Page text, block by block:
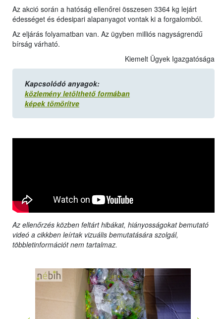
Az akció során a hatóság ellenőrei összesen 3364 kg lejárt
édességet és édesipari alapanyagot vontak ki a forgalomból.
Az eljárás folyamatban van. Az ügyben milliós nagyságrendű
bírság várható.
Kiemelt Ügyek Igazgatósága
Kapcsolódó anyagok:
közlemény letölthető formában
képek tömörítve
Az ellenőrzés közben feltárt hibákat, hiányosságokat bemutató
videó a cikkben leírtak vizuális bemutatására szolgál,
többletinformációt nem tartalmaz.